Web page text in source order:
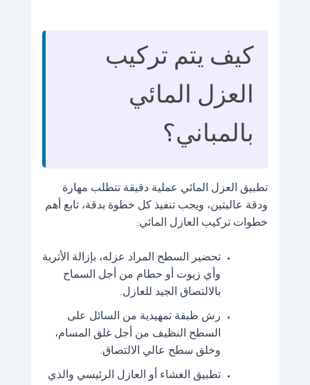
كيف يتم تركيب
العزل المائي
بالمباني؟
تطبيق العزل المائي عملية دقيقة تتطلب مهارة
ودقة عاليتين، ويجب تنفيذ كل خطوة بدقة، تابع أهم
خطوات تركيب العازل المائي:
تحضير السطح المراد عزله، بإزالة الأتربة
وأي زيوت أو حطام من أجل السماح
بالالتصاق الجيد للعازل.
رش طبقة تمهيدية من السائل على
السطح النظيف من أجل غلق المسام،
وخلق سطح عالي الالتصاق.
تطبيق الغشاء أو العازل الرئيسي والذي